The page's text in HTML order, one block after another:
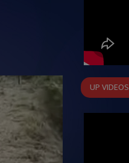
UP VIDEOS